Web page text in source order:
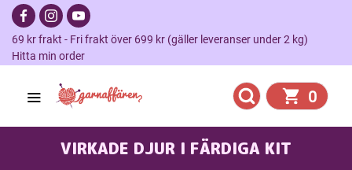
69 kr frakt - Fri frakt över 699 kr (gäller leveranser under 2 kg)
Hitta min order
0
VIRKADE DJUR I FÄRDIGA KIT